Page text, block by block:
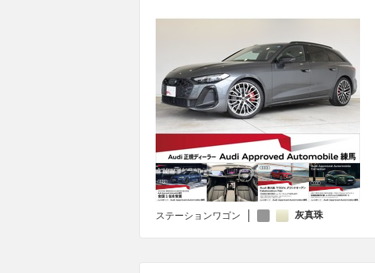
ステーションワゴン 灰真珠